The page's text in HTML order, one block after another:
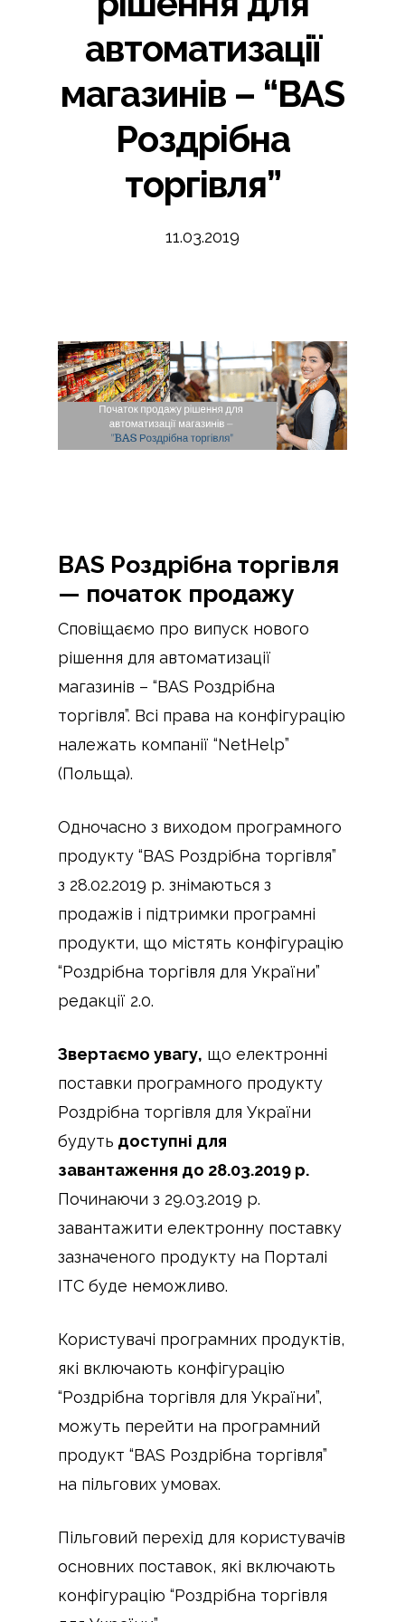
автоматизації
магазинів – “BAS
Роздрібна
торгівля”
11.03.2019
BAS Роздрібна торгівля
— початок продажу
Сповіщаємо про випуск нового
рішення для автоматизації
магазинів – “BAS Роздрібна
торгівля”. Всі права на конфігурацію
належать компанії “NetHelp”
(Польща).
Одночасно з виходом програмного
продукту “BAS Роздрібна торгівля”
з 28.02.2019 р. знімаються з
продажів і підтримки програмні
продукти, що містять конфігурацію
“Роздрібна торгівля для України”
редакції 2.0.
Звертаємо увагу, що електронні
поставки програмного продукту
Роздрібна торгівля для України
будуть доступні для
завантаження до 28.03.2019 р.
Починаючи з 29.03.2019 р.
завантажити електронну поставку
зазначеного продукту на Порталі
ІТС буде неможливо.
Користувачі програмних продуктів,
які включають конфігурацію
“Роздрібна торгівля для України”,
можуть перейти на програмний
продукт “BAS Роздрібна торгівля”
на пільгових умовах.
Пільговий перехід для користувачів
основних поставок, які включають
конфігурацію “Роздрібна торгівля